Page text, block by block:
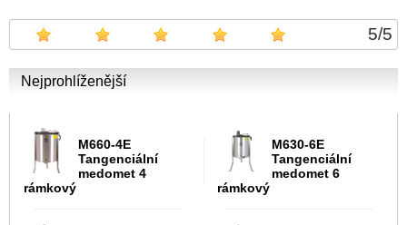
5/5
Nejprohlíženější
M660-4E
Tangenciální
medomet 4
rámkový
M630-6E
Tangenciální
medomet 6
rámkový